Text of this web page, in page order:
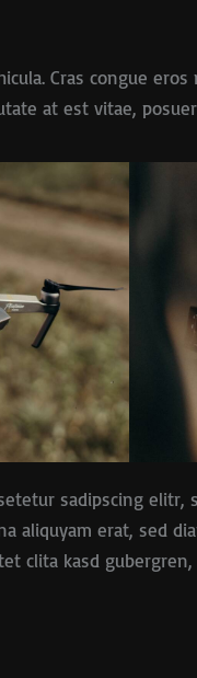
Cras congue
at est vitae,
sadipscing elitr,
aliquyam erat, sed
clita kasd